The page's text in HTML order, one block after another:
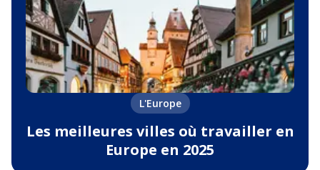
L'Europe
Les meilleures villes où travailler en
Europe en 2025